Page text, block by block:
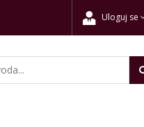
Uloguj se